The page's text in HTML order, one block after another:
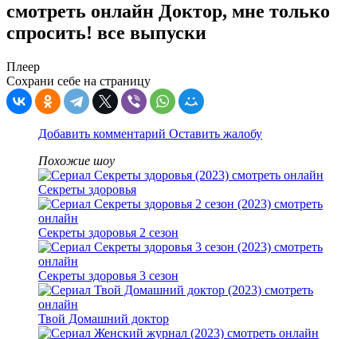
смотреть онлайн Доктор, мне только
спросить! все выпуски
Плеер
Сохрани себе на страницу
Добавить комментарий Оставить жалобу
Похожие шоу
Секреты здоровья
Секреты здоровья 2 сезон
Секреты здоровья 3 сезон
Твой Домашний доктор